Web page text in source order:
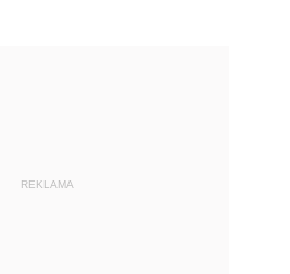
REKLAMA